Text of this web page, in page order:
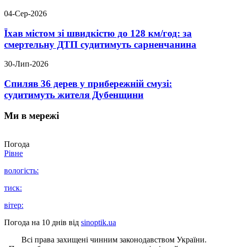
04-Сер-2026
Їхав містом зі швидкістю до 128 км/год: за
смертельну ДТП судитимуть сарненчанина
30-Лип-2026
Спиляв 36 дерев у прибережній смузі:
судитимуть жителя Дубенщини
Ми в мережі
Погода
Рівне
вологість:
тиск:
вітер:
Погода на 10 днів від sinoptik.ua
Всі права захищені чинним законодавством України.